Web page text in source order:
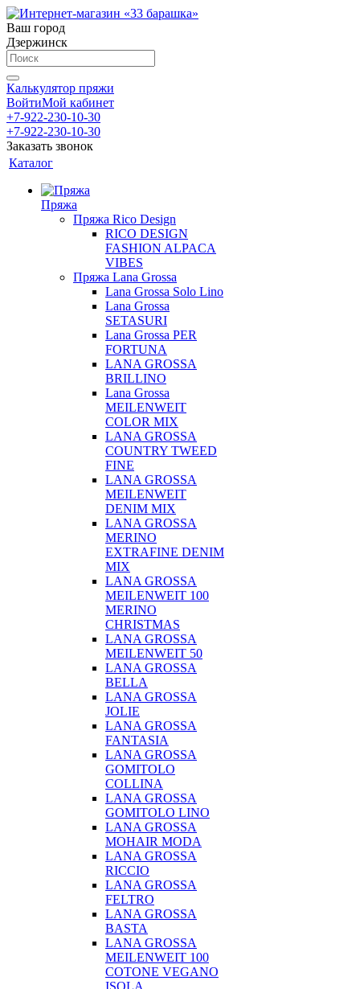
Ваш город
Дзержинск
Калькулятор пряжи
ВойтиМой кабинет
+7-922-230-10-30
+7-922-230-10-30
Заказать звонок
Каталог
Пряжа
Пряжа Rico Design
RICO DESIGN
FASHION ALPACA
VIBES
Пряжа Lana Grossa
Lana Grossa Solo Lino
Lana Grossa
SETASURI
Lana Grossa PER
FORTUNA
LANA GROSSA
BRILLINO
Lana Grossa
MEILENWEIT
COLOR MIX
LANA GROSSA
COUNTRY TWEED
FINE
LANA GROSSA
MEILENWEIT
DENIM MIX
LANA GROSSA
MERINO
EXTRAFINE DENIM
MIX
LANA GROSSA
MEILENWEIT 100
MERINO
CHRISTMAS
LANA GROSSA
MEILENWEIT 50
LANA GROSSA
BELLA
LANA GROSSA
JOLIE
LANA GROSSA
FANTASIA
LANA GROSSA
GOMITOLO
COLLINA
LANA GROSSA
GOMITOLO LINO
LANA GROSSA
MOHAIR MODA
LANA GROSSA
RICCIO
LANA GROSSA
FELTRO
LANA GROSSA
BASTA
LANA GROSSA
MEILENWEIT 100
COTONE VEGANO
ISOLA